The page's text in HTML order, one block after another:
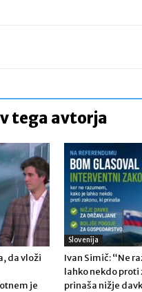
tega avtorja
da vloži
je
Slovenija
Ivan Simič: “Ne
lahko nekdo proti
prinaša nižje